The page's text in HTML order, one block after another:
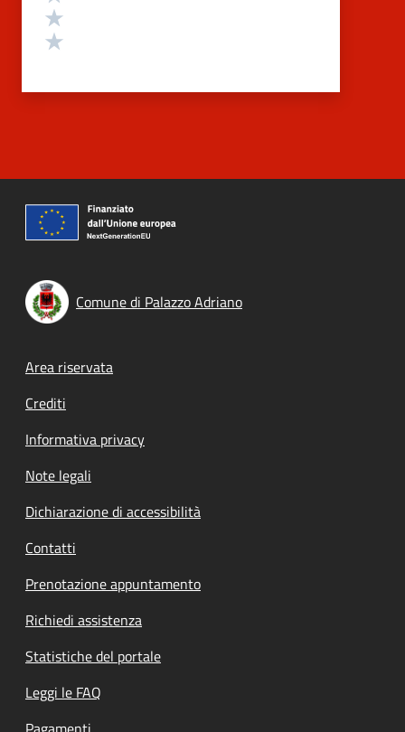
Comune di Palazzo Adriano
Footer menu
Area riservata
Crediti
Informativa privacy
Note legali
Dichiarazione di accessibilità
Contatti
Prenotazione appuntamento
Richiedi assistenza
Statistiche del portale
Leggi le FAQ